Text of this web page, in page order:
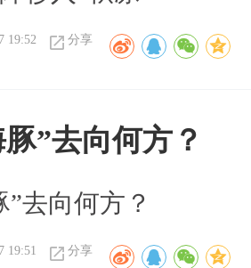
19:52 分享
”去向何方？
”去向何方？
19:51 分享